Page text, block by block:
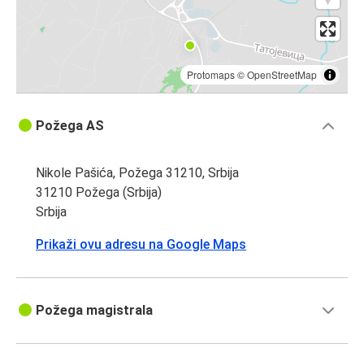
Protomaps©OpenStreetMap
Požega AS
Nikole Pašića, Požega 31210, Srbija
31210 Požega (Srbija)
Srbija
Prikaži ovu adresu na Google Maps
Požega magistrala